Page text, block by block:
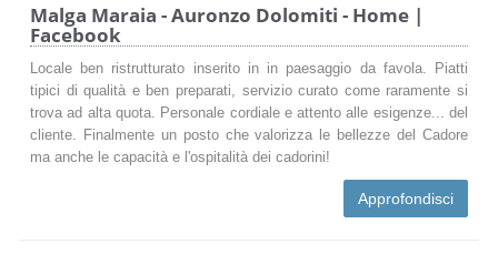
Malga Maraia - Auronzo Dolomiti - Home |
Facebook
Locale ben ristrutturato inserito in in paesaggio da favola. Piatti
tipici di qualità e ben preparati, servizio curato come raramente si
trova ad alta quota. Personale cordiale e attento alle esigenze... del
cliente. Finalmente un posto che valorizza le bellezze del Cadore
ma anche le capacità e l'ospitalità dei cadorini!
Approfondisci